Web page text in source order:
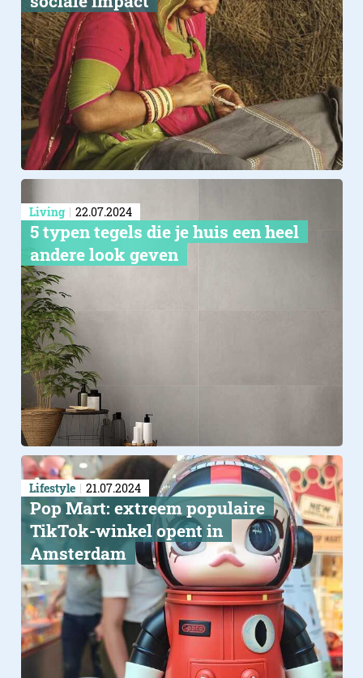
Living 22.07.2024
5 typen tegels die je huis een heel
andere look geven
Lifestyle 21.07.2024
Pop Mart: extreem populaire
TikTok-winkel opent in
Amsterdam